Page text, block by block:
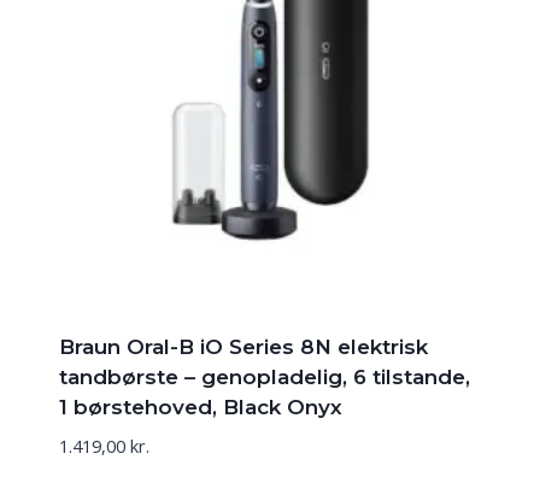
Braun Oral-B iO Series 8N elektrisk
tandbørste – genopladelig, 6 tilstande,
1 børstehoved, Black Onyx
1.419,00 kr.